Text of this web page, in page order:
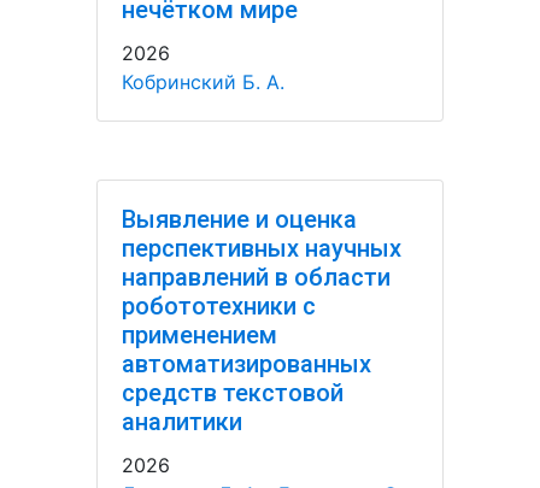
нечётком мире
2026
Кобринский Б. А.
Выявление и оценка
перспективных научных
направлений в области
робототехники с
применением
автоматизированных
средств текстовой
аналитики
2026